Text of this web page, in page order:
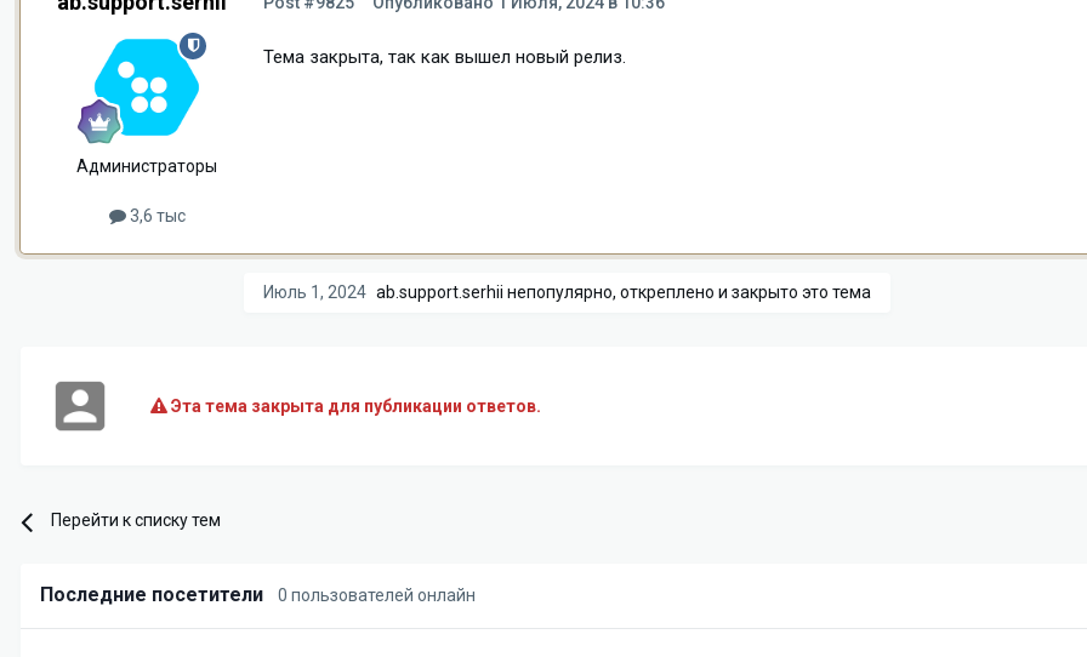
Администраторы
3,6 тыс
Тема закрыта, так как вышел новый релиз.
Июль 1, 2024 ab.support.serhii непопулярно, откреплено и закрыто это тема
Эта тема закрыта для публикации ответов.
Перейти к списку тем
Последние посетители 0 пользователей онлайн